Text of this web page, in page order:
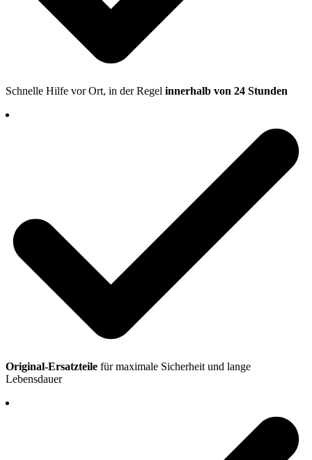
Schnelle Hilfe vor Ort, in der Regel innerhalb von 24 Stunden
Original-Ersatzteile für maximale Sicherheit und lange
Lebensdauer